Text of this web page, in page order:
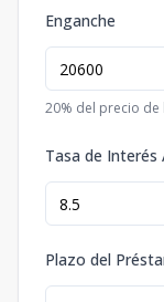
Enganche
20% del precio
Tasa de Interés
Plazo del